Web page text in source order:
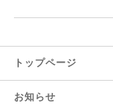
トップページ
お知らせ